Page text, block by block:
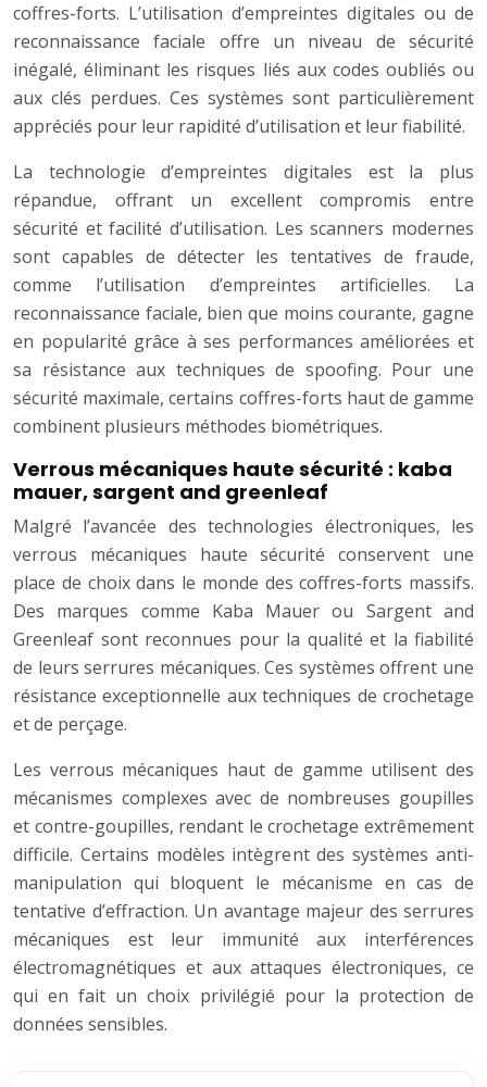
coffres-forts. L’utilisation d’empreintes digitales ou de
reconnaissance faciale offre un niveau de sécurité
inégalé, éliminant les risques liés aux codes oubliés ou
aux clés perdues. Ces systèmes sont particulièrement
appréciés pour leur rapidité d’utilisation et leur fiabilité.
La technologie d’empreintes digitales est la plus
répandue, offrant un excellent compromis entre
sécurité et facilité d’utilisation. Les scanners modernes
sont capables de détecter les tentatives de fraude,
comme l’utilisation d’empreintes artificielles. La
reconnaissance faciale, bien que moins courante, gagne
en popularité grâce à ses performances améliorées et
sa résistance aux techniques de spoofing. Pour une
sécurité maximale, certains coffres-forts haut de gamme
combinent plusieurs méthodes biométriques.
Verrous mécaniques haute sécurité : kaba
mauer, sargent and greenleaf
Malgré l’avancée des technologies électroniques, les
verrous mécaniques haute sécurité conservent une
place de choix dans le monde des coffres-forts massifs.
Des marques comme Kaba Mauer ou Sargent and
Greenleaf sont reconnues pour la qualité et la fiabilité
de leurs serrures mécaniques. Ces systèmes offrent une
résistance exceptionnelle aux techniques de crochetage
et de perçage.
Les verrous mécaniques haut de gamme utilisent des
mécanismes complexes avec de nombreuses goupilles
et contre-goupilles, rendant le crochetage extrêmement
difficile. Certains modèles intègrent des systèmes anti-
manipulation qui bloquent le mécanisme en cas de
tentative d’effraction. Un avantage majeur des serrures
mécaniques est leur immunité aux interférences
électromagnétiques et aux attaques électroniques, ce
qui en fait un choix privilégié pour la protection de
données sensibles.